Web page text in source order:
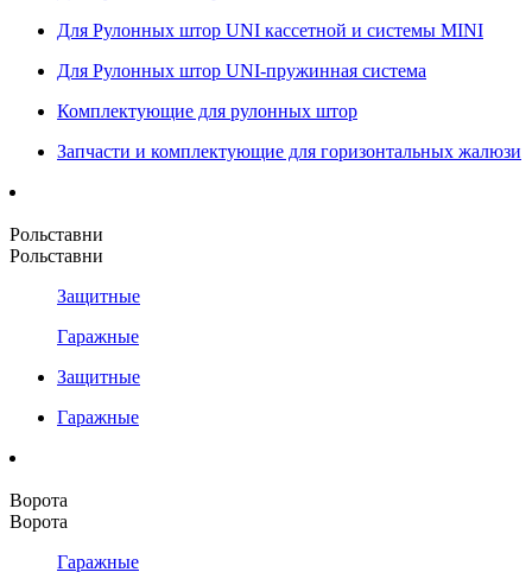
Для Рулонных штор UNI кассетной и системы MINI
Для Рулонных штор UNI-пружинная система
Комплектующие для рулонных штор
Запчасти и комплектующие для горизонтальных жалюзи
Рольставни
Рольставни
Защитные
Гаражные
Защитные
Гаражные
Ворота
Ворота
Гаражные